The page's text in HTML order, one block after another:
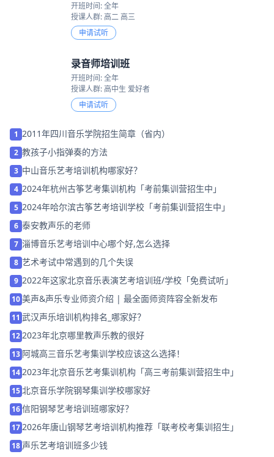
开班时间: 全年
授课人群: 高二 高三
申请试听
录音师培训班
开班时间: 全年
授课人群: 高中生 爱好者
申请试听
1 2011年四川音乐学院招生简章（省内）
2 教孩子小指弹奏的方法
3 中山音乐艺考培训机构哪家好？
4 2024年杭州古筝艺考集训机构「考前集训营招生中」
5 2024年哈尔滨古筝艺考培训学校「考前集训营招生中」
6 泰安教声乐的老师
7 淄博音乐艺考培训中心哪个好,怎么选择
8 艺术考试中常遇到的几个失误
9 2022年这家北京音乐表演艺考培训班/学校「免费试听」
10美声&声乐专业师资介绍 | 最全面师资阵容全新发布
11 武汉声乐培训机构排名_哪家好？
122023年北京哪里教声乐教的很好
13 阿城高三音乐艺考集训学校应该这么选择！
142023年北京音乐艺考集训机构「高三考前集训营招生中」
15北京音乐学院钢琴集训学校哪家好
16信阳钢琴艺考培训班哪家好？
172026年唐山钢琴艺考培训机构推荐「联考校考集训招生」
18 声乐艺考培训班多少钱